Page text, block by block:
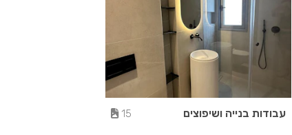
עבודות בנייה ושיפוצים 15